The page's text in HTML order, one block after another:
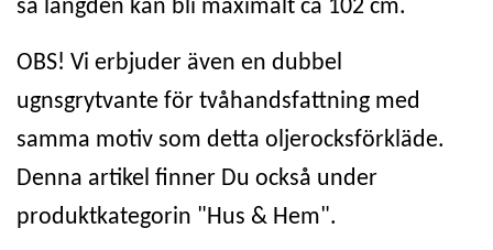
så längden kan bli maximalt ca 102 cm.
OBS! Vi erbjuder även en dubbel
ugnsgrytvante för tvåhandsfattning med
samma motiv som detta oljerocksförkläde.
Denna artikel finner Du också under
produktkategorin "Hus & Hem".